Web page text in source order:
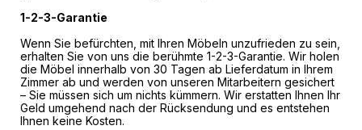
1-2-3-Garantie
Wenn Sie befürchten, mit Ihren Möbeln unzufrieden zu sein,
erhalten Sie von uns die berühmte 1-2-3-Garantie. Wir holen
die Möbel innerhalb von 30 Tagen ab Lieferdatum in Ihrem
Zimmer ab und werden von unseren Mitarbeitern gesichert
– Sie müssen sich um nichts kümmern. Wir erstatten Ihnen Ihr
Geld umgehend nach der Rücksendung und es entstehen
Ihnen keine Kosten.